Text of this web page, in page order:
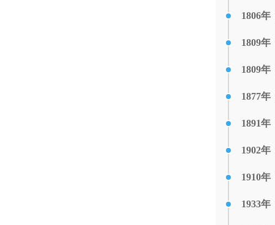
1806年
1809年
1809年
1877年
1891年
1902年
1910年
1933年